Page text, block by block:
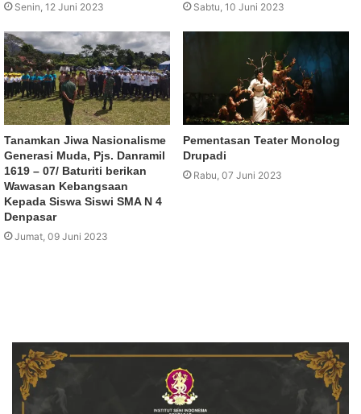
Senin, 12 Juni 2023 Sabtu, 10 Juni 2023
Tanamkan Jiwa Nasionalisme
Generasi Muda, Pjs. Danramil
1619 – 07/ Baturiti berikan
Wawasan Kebangsaan
Kepada Siswa Siswi SMA N 4
Denpasar
Jumat, 09 Juni 2023
Pementasan Teater Monolog
Drupadi
Rabu, 07 Juni 2023